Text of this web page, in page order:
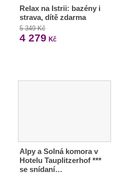
Relax na Istrii: bazény i
strava, dítě zdarma
5 349 Kč
4 279 Kč
Alpy a Solná komora v
Hotelu Tauplitzerhof ***
se snídaní…